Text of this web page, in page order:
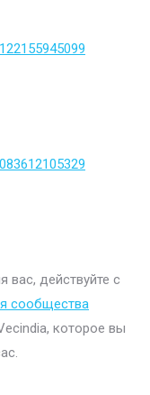
вас, действуйте с
сообщества
которое вы